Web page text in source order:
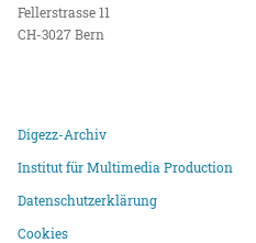
Fellerstrasse 11
CH-3027 Bern
Digezz-Archiv
Institut für Multimedia Production
Datenschutzerklärung
Cookies